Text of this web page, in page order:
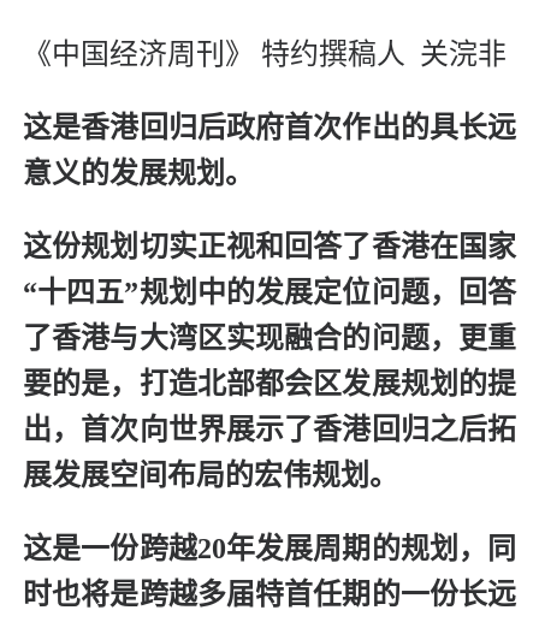
《中国经济周刊》 特约撰稿人 关浣非
这是香港回归后政府首次作出的具长远
意义的发展规划。
这份规划切实正视和回答了香港在国家
“十四五”规划中的发展定位问题，回答
了香港与大湾区实现融合的问题，更重
要的是，打造北部都会区发展规划的提
出，首次向世界展示了香港回归之后拓
展发展空间布局的宏伟规划。
这是一份跨越20年发展周期的规划，同
时也将是跨越多届特首任期的一份长远